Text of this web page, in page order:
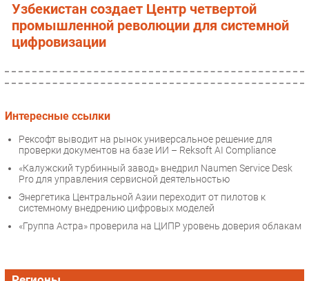
Узбекистан создает Центр четвертой
промышленной революции для системной
цифровизации
Интересные ссылки
Рексофт выводит на рынок универсальное решение для
проверки документов на базе ИИ – Reksoft AI Compliance
«Калужский турбинный завод» внедрил Naumen Service Desk
Pro для управления сервисной деятельностью
Энергетика Центральной Азии переходит от пилотов к
системному внедрению цифровых моделей
«Группа Астра» проверила на ЦИПР уровень доверия облакам